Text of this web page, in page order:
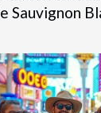
Sauvignon